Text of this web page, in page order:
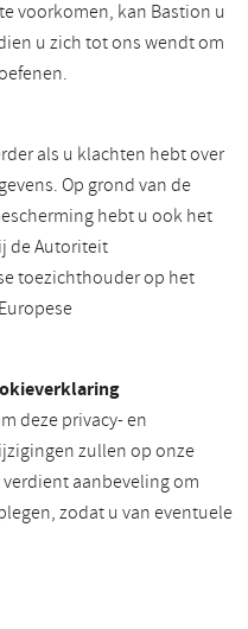
voorkomen, kan Bastion u
u zich tot ons wendt om
als u klachten hebt over
Op grond van de
hebt u ook het
de Autoriteit
toezichthouder op het
deze privacy- en
zullen op onze
aanbeveling om
zodat u van eventuele